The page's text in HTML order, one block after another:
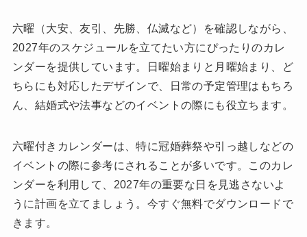
六曜（大安、友引、先勝、仏滅など）を確認しながら、
2027年のスケジュールを立てたい方にぴったりのカレ
ンダーを提供しています。日曜始まりと月曜始まり、ど
ちらにも対応したデザインで、日常の予定管理はもちろ
ん、結婚式や法事などのイベントの際にも役立ちます。
六曜付きカレンダーは、特に冠婚葬祭や引っ越しなどの
イベントの際に参考にされることが多いです。このカレ
ンダーを利用して、2027年の重要な日を見逃さないよ
うに計画を立てましょう。今すぐ無料でダウンロードで
きます。